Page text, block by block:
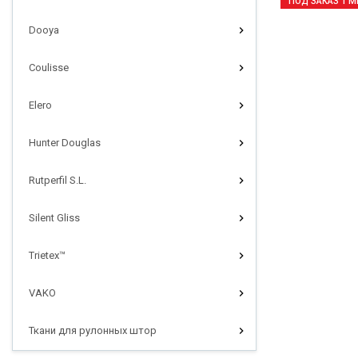
Dooya
Coulisse
Elero
Hunter Douglas
Rutperfil S.L.
Silent Gliss
Trietex™
VAKO
Ткани для рулонных штор